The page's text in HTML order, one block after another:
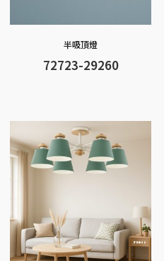
半吸頂燈
72723-29260